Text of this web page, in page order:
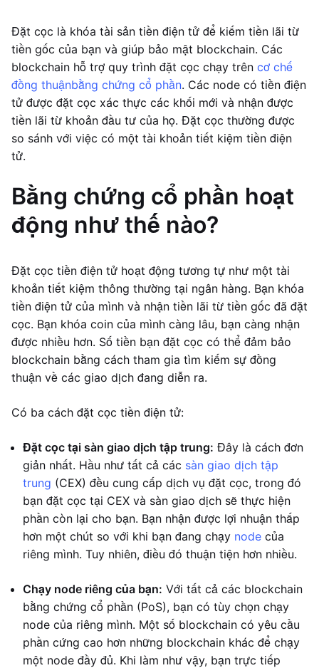
Đặt cọc là khóa tài sản tiền điện tử để kiếm tiền lãi từ
tiền gốc của bạn và giúp bảo mật blockchain. Các
blockchain hỗ trợ quy trình đặt cọc chạy trên cơ chế
đồng thuậnbằng chứng cổ phần. Các node có tiền điện
tử được đặt cọc xác thực các khối mới và nhận được
tiền lãi từ khoản đầu tư của họ. Đặt cọc thường được
so sánh với việc có một tài khoản tiết kiệm tiền điện
tử.
Bằng chứng cổ phần hoạt
động như thế nào?
Đặt cọc tiền điện tử hoạt động tương tự như một tài
khoản tiết kiệm thông thường tại ngân hàng. Bạn khóa
tiền điện tử của mình và nhận tiền lãi từ tiền gốc đã đặt
cọc. Bạn khóa coin của mình càng lâu, bạn càng nhận
được nhiều hơn. Số tiền bạn đặt cọc có thể đảm bảo
blockchain bằng cách tham gia tìm kiếm sự đồng
thuận về các giao dịch đang diễn ra.
Có ba cách đặt cọc tiền điện tử:
Đặt cọc tại sàn giao dịch tập trung: Đây là cách đơn
giản nhất. Hầu như tất cả các sàn giao dịch tập
trung (CEX) đều cung cấp dịch vụ đặt cọc, trong đó
bạn đặt cọc tại CEX và sàn giao dịch sẽ thực hiện
phần còn lại cho bạn. Bạn nhận được lợi nhuận thấp
hơn một chút so với khi bạn đang chạy node của
riêng mình. Tuy nhiên, điều đó thuận tiện hơn nhiều.
Chạy node riêng của bạn: Với tất cả các blockchain
bằng chứng cổ phần (PoS), bạn có tùy chọn chạy
node của riêng mình. Một số blockchain có yêu cầu
phần cứng cao hơn những blockchain khác để chạy
một node đầy đủ. Khi làm như vậy, bạn trực tiếp